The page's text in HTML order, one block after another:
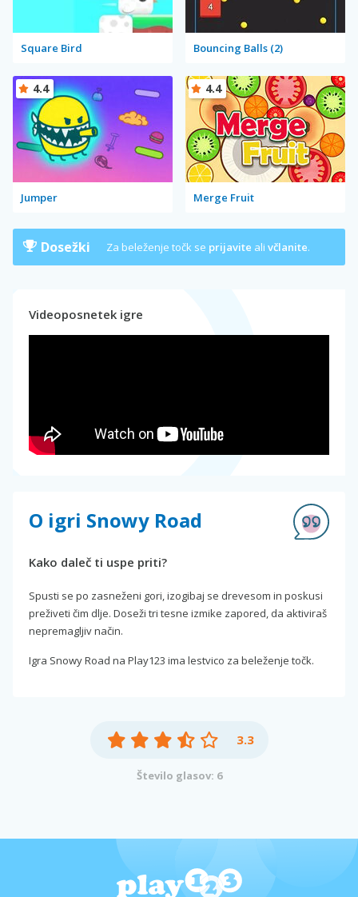
Square Bird Bouncing Balls (2)
Jumper
4.4
Merge Fruit
4.4
Dosežki Za beleženje točk se prijavite ali včlanite.
Videoposnetek igre
O igri Snowy Road
Kako daleč ti uspe priti?
Spusti se po zasneženi gori, izogibaj se drevesom in poskusi
preživeti čim dlje. Doseži tri tesne izmike zapored, da aktiviraš
nepremagljiv način.
Igra Snowy Road na Play123 ima lestvico za beleženje točk.
3.3
Število glasov: 6